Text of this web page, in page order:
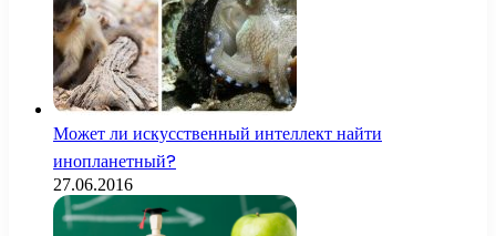
Может ли искусственный интеллект найти
инопланетный?
27.06.2016